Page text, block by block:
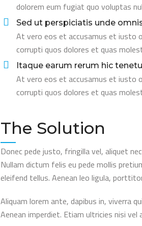
dolorem eum fugiat quo voluptas
Sed ut perspiciatis unde
At vero eos et accusamus et iusto
corrupti quos dolores et quas
Itaque earum rerum hic
At vero eos et accusamus et iusto
corrupti quos dolores et quas
The Solution
Donec pede justo, fringilla vel, aliquet
Nullam dictum felis eu pede mollis
eleifend tellus. Aenean leo ligula,
Aliquam lorem ante, dapibus in, viverra
Aenean imperdiet. Etiam ultricies nisi vel